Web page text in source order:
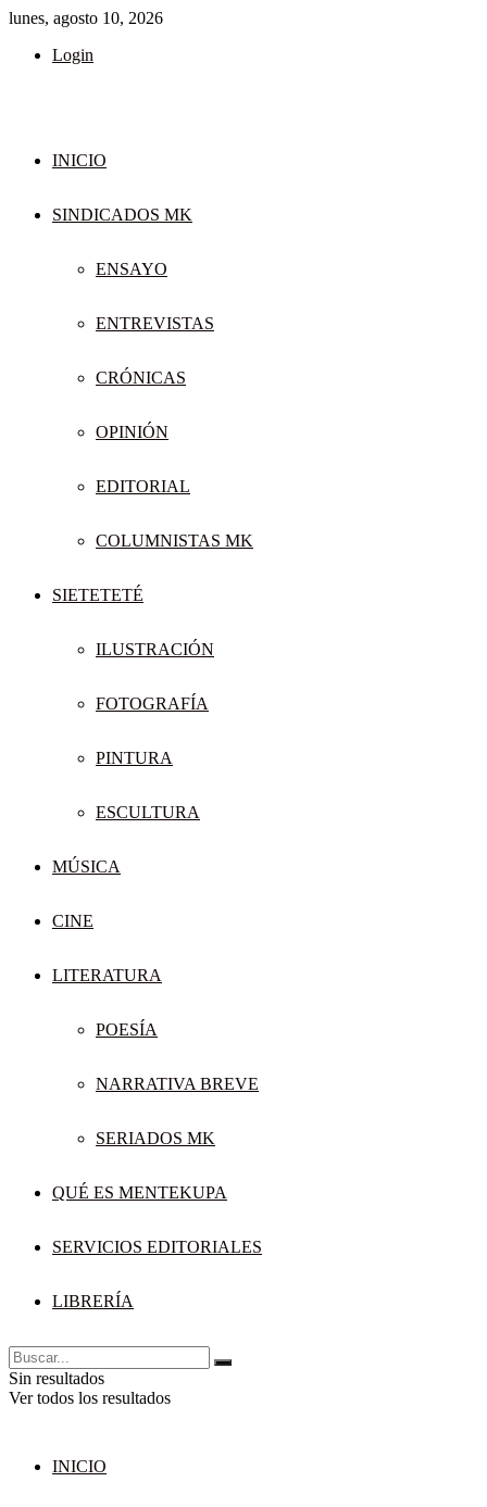
lunes, agosto 10, 2026
Login
INICIO
SINDICADOS MK
ENSAYO
ENTREVISTAS
CRÓNICAS
OPINIÓN
EDITORIAL
COLUMNISTAS MK
SIETETETÉ
ILUSTRACIÓN
FOTOGRAFÍA
PINTURA
ESCULTURA
MÚSICA
CINE
LITERATURA
POESÍA
NARRATIVA BREVE
SERIADOS MK
QUÉ ES MENTEKUPA
SERVICIOS EDITORIALES
LIBRERÍA
Sin resultados
Ver todos los resultados
INICIO